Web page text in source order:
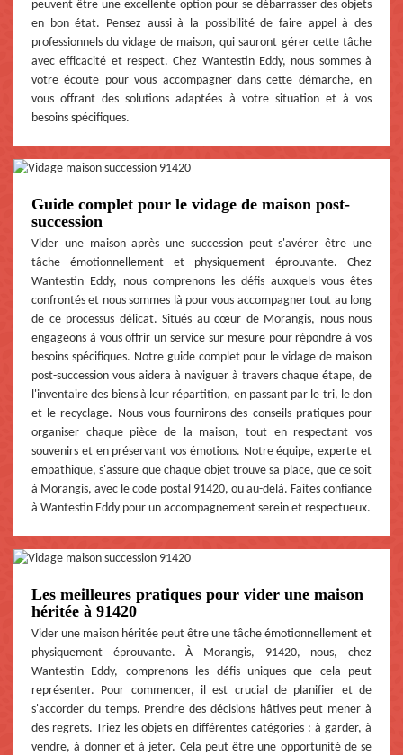
peuvent être une excellente option pour se débarrasser des objets
en bon état. Pensez aussi à la possibilité de faire appel à des
professionnels du vidage de maison, qui sauront gérer cette tâche
avec efficacité et respect. Chez Wantestin Eddy, nous sommes à
votre écoute pour vous accompagner dans cette démarche, en
vous offrant des solutions adaptées à votre situation et à vos
besoins spécifiques.
Guide complet pour le vidage de maison post-
succession
Vider une maison après une succession peut s'avérer être une
tâche émotionnellement et physiquement éprouvante. Chez
Wantestin Eddy, nous comprenons les défis auxquels vous êtes
confrontés et nous sommes là pour vous accompagner tout au long
de ce processus délicat. Situés au cœur de Morangis, nous nous
engageons à vous offrir un service sur mesure pour répondre à vos
besoins spécifiques. Notre guide complet pour le vidage de maison
post-succession vous aidera à naviguer à travers chaque étape, de
l'inventaire des biens à leur répartition, en passant par le tri, le don
et le recyclage. Nous vous fournirons des conseils pratiques pour
organiser chaque pièce de la maison, tout en respectant vos
souvenirs et en préservant vos émotions. Notre équipe, experte et
empathique, s'assure que chaque objet trouve sa place, que ce soit
à Morangis, avec le code postal 91420, ou au-delà. Faites confiance
à Wantestin Eddy pour un accompagnement serein et respectueux.
Les meilleures pratiques pour vider une maison
héritée à 91420
Vider une maison héritée peut être une tâche émotionnellement et
physiquement éprouvante. À Morangis, 91420, nous, chez
Wantestin Eddy, comprenons les défis uniques que cela peut
représenter. Pour commencer, il est crucial de planifier et de
s'accorder du temps. Prendre des décisions hâtives peut mener à
des regrets. Triez les objets en différentes catégories : à garder, à
vendre, à donner et à jeter. Cela peut être une opportunité de se